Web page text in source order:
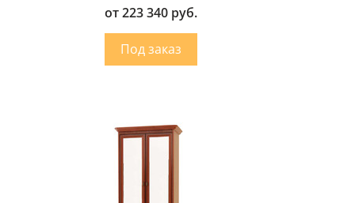
от 223 340 руб.